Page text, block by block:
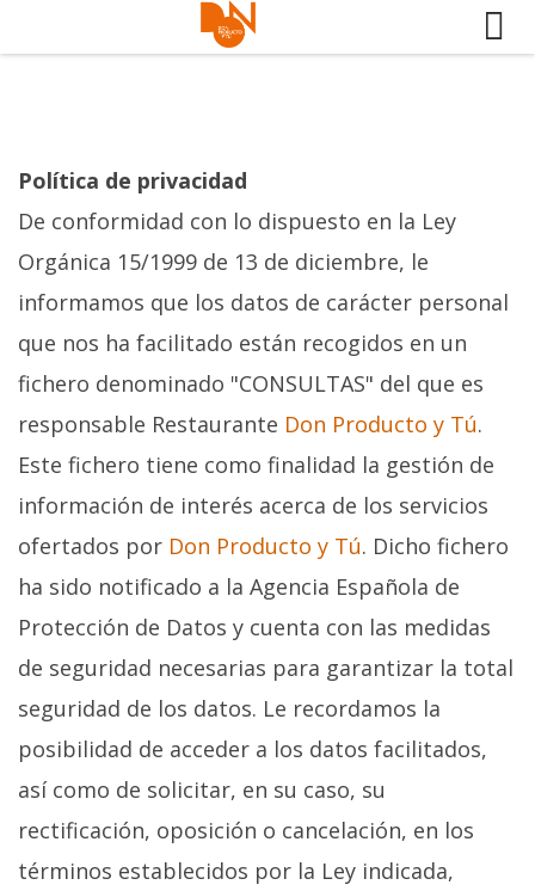
Política de privacidad
De conformidad con lo dispuesto en la Ley
Orgánica 15/1999 de 13 de diciembre, le
informamos que los datos de carácter personal
que nos ha facilitado están recogidos en un
fichero denominado "CONSULTAS" del que es
responsable Restaurante Don Producto y Tú.
Este fichero tiene como finalidad la gestión de
información de interés acerca de los servicios
ofertados por Don Producto y Tú. Dicho fichero
ha sido notificado a la Agencia Española de
Protección de Datos y cuenta con las medidas
de seguridad necesarias para garantizar la total
seguridad de los datos. Le recordamos la
posibilidad de acceder a los datos facilitados,
así como de solicitar, en su caso, su
rectificación, oposición o cancelación, en los
términos establecidos por la Ley indicada,